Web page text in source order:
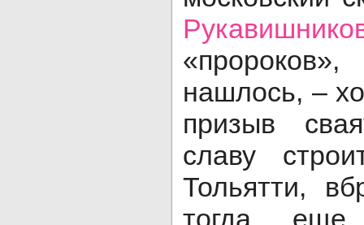
нашлось, –
призыв
славу
Тольятти,
тогда еще